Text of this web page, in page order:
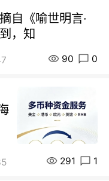
自《喻世明言·
，知
90 0
291 1